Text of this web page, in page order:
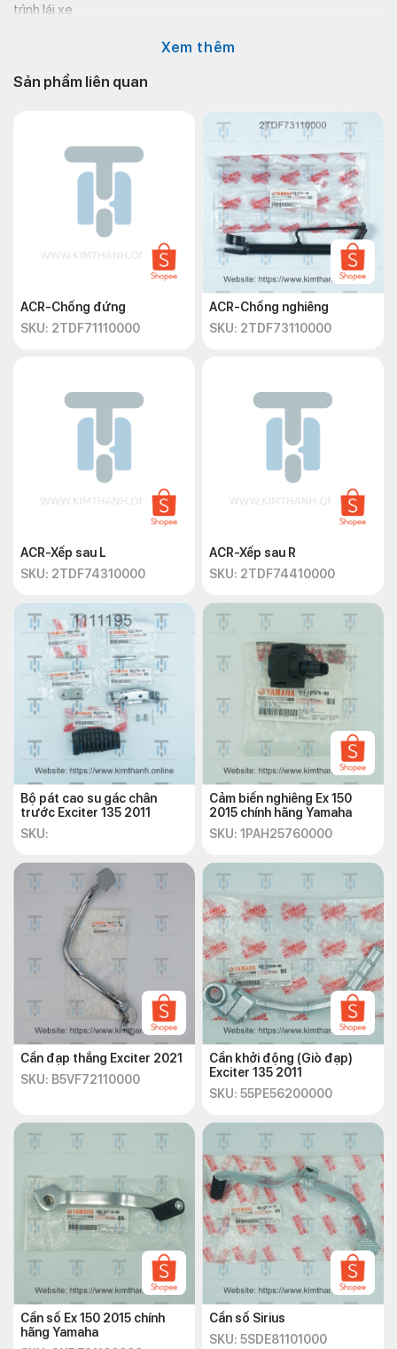
trình lái xe.
cần móc sang số Ex21
Thông tin liên hệ:
Địa chỉ: 72 – 74 Phạm Hữu Chí, P.12, Q.5, TP.HCM
Xem thêm
Sản phẩm liên quan
ACR-Chống đứng
SKU: 2TDF71110000
ACR-Chống nghiêng
SKU: 2TDF73110000
ACR-Xếp sau L
SKU: 2TDF74310000
ACR-Xếp sau R
SKU: 2TDF74410000
Bộ pát cao su gác chân
trước Exciter 135 2011
SKU:
Cảm biến nghiêng Ex 150
2015 chính hãng Yamaha
SKU: 1PAH25760000
Cần đạp thắng Exciter 2021
SKU: B5VF72110000
Cần khởi động (Giò đạp)
Exciter 135 2011
SKU: 55PE56200000
Cần số Ex 150 2015 chính
hãng Yamaha
Cần số Sirius
SKU: 5SDE81101000